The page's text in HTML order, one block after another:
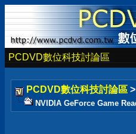
PCDVD數位科技討論區
PCDVD數位科技討論區 >
NVIDIA GeForce Game